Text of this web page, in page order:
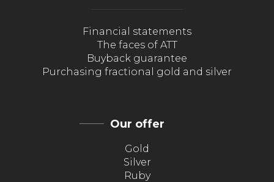
Financial statements
The faces of ATT
Buyback guarantee
Purchasing fractional gold and silver
Our offer
Gold
Silver
Ruby